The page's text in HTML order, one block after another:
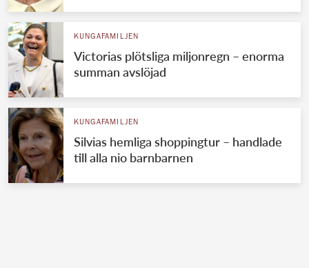
KUNGAFAMILJEN
Victorias plötsliga miljonregn – enorma
summan avslöjad
KUNGAFAMILJEN
Silvias hemliga shoppingtur – handlade
till alla nio barnbarnen